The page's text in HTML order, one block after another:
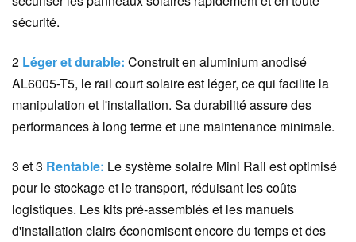
sécurité.
2 Léger et durable: Construit en aluminium anodisé
AL6005-T5, le rail court solaire est léger, ce qui facilite la
manipulation et l'installation. Sa durabilité assure des
performances à long terme et une maintenance minimale.
3 et 3 Rentable: Le système solaire Mini Rail est optimisé
pour le stockage et le transport, réduisant les coûts
logistiques. Les kits pré-assemblés et les manuels
d'installation clairs économisent encore du temps et des